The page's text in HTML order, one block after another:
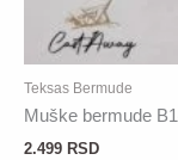
Teksas Bermude
Muške bermude
2.499 RSD